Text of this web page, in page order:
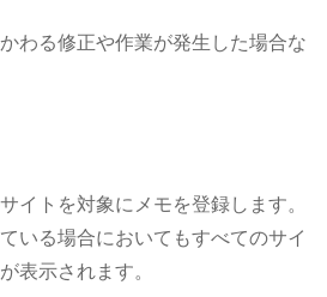
わる修正や作業が発生した場合な
イトを対象にメモを登録します。
いる場合においてもすべてのサイ
表示されます。